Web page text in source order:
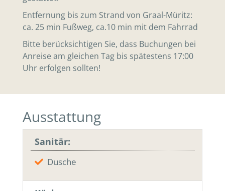
Entfernung bis zum Strand von Graal-Müritz:
ca. 25 min Fußweg, ca.10 min mit dem Fahrrad
Bitte berücksichtigen Sie, dass Buchungen bei
Anreise am gleichen Tag bis spätestens 17:00
Uhr erfolgen sollten!
Ausstattung
Sanitär:
Dusche